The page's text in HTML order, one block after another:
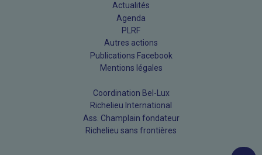
Actualités
Agenda
PLRF
Autres actions
Publications Facebook
Mentions légales
Coordination Bel-Lux
Richelieu International
Ass. Champlain fondateur
Richelieu sans frontières